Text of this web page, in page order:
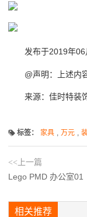
发布于2019年06
@声明：上述内
来源：佳时特装
标签： 家具 , 万元 ,
<<上一篇
Lego PMD 办公室01
相关推荐